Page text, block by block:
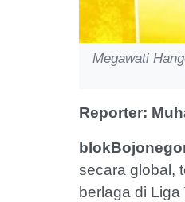
Megawati
Reporter:
secara global,
berlaga di